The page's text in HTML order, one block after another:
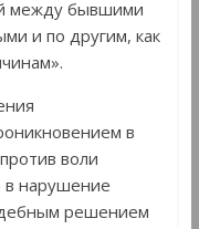
между бывшими
и по другим, как
в
воли
нарушение
решением